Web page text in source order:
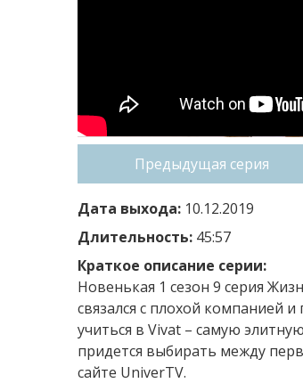
Предыдущая серия
Дата выхода: 10.12.2019
Длительность: 45:57
Краткое описание серии:
Новенькая 1 сезон 9 серия
связался с плохой компанией
учиться в Vivat – самую
придется выбирать между
сайте UniverTV.